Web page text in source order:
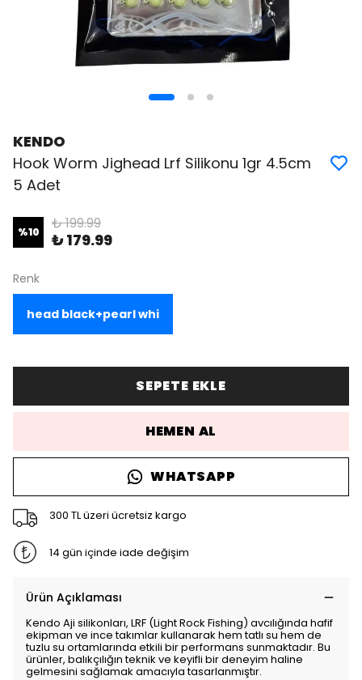
KENDO
Hook Worm Jighead Lrf Silikonu 1gr 4.5cm
5 Adet
%10 ₺ 199.99
₺ 179.99
Renk
head black+pearl whi
SEPETE EKLE
HEMEN AL
WHATSAPP
300 TL üzeri ücretsiz kargo
14 gün içinde iade değişim
Ürün Açıklaması
Kendo Aji silikonları, LRF (Light Rock Fishing) avcılığında hafif
ekipman ve ince takımlar kullanarak hem tatlı su hem de
tuzlu su ortamlarında etkili bir performans sunmaktadır. Bu
ürünler, balıkçılığın teknik ve keyifli bir deneyim haline
gelmesini sağlamak amacıyla tasarlanmıştır.